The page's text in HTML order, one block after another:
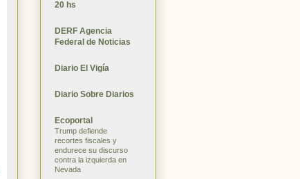
20 hs
DERF Agencia
Federal de Noticias
Diario El Vigía
Diario Sobre Diarios
Ecoportal
Trump defiende
recortes fiscales y
endurece su discurso
contra la izquierda en
Nevada